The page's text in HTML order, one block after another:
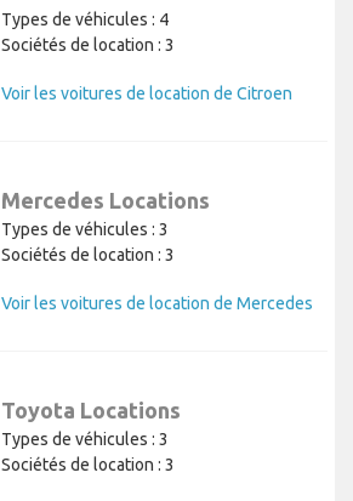
Types de véhicules : 4
Sociétés de location : 3
Voir les voitures de location de Citroen
Mercedes Locations
Types de véhicules : 3
Sociétés de location : 3
Voir les voitures de location de Mercedes
Toyota Locations
Types de véhicules : 3
Sociétés de location : 3